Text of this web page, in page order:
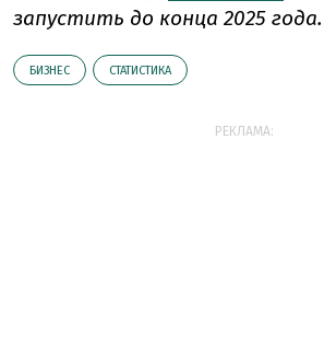
запустить до конца 2025 года.
БИЗНЕС СТАТИСТИКА
РЕКЛАМА: